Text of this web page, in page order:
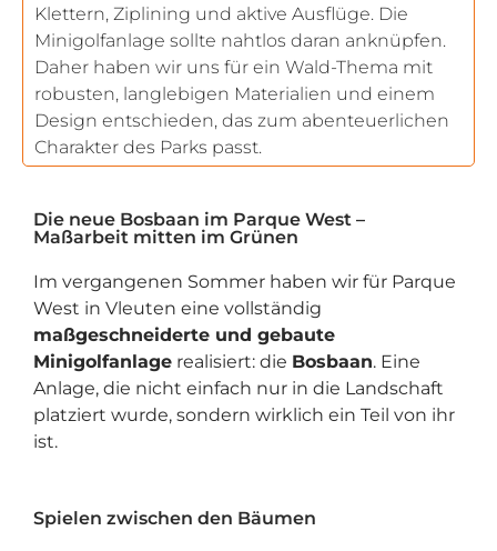
Klettern, Ziplining und aktive Ausflüge. Die
Minigolfanlage sollte nahtlos daran anknüpfen.
Daher haben wir uns für ein Wald-Thema mit
robusten, langlebigen Materialien und einem
Design entschieden, das zum abenteuerlichen
Charakter des Parks passt.
Die neue Bosbaan im Parque West –
Maßarbeit mitten im Grünen
Im vergangenen Sommer haben wir für Parque
West in Vleuten eine vollständig
maßgeschneiderte und gebaute
Minigolfanlage realisiert: die Bosbaan. Eine
Anlage, die nicht einfach nur in die Landschaft
platziert wurde, sondern wirklich ein Teil von ihr
ist.
Spielen zwischen den Bäumen